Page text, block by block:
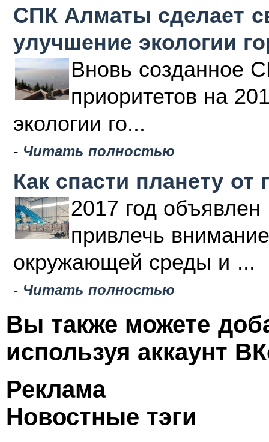
СПК Алматы сделает
улучшение экологии
Вновь созданное
приоритетов на
экологии го...
- Читать полностью
Как спасти планету от
2017 год объявлен
привлечь
окружающей среды и ...
- Читать полностью
Вы также можете
используя аккаунт
Реклама
Новостные тэги